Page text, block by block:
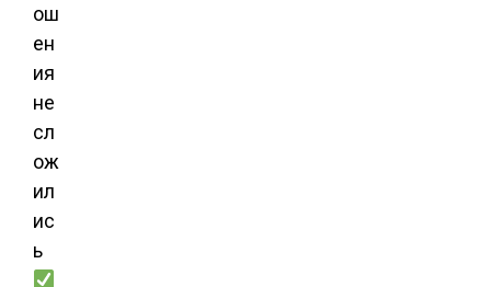
ош
ен
ия
не
сл
ож
ил
ис
ь